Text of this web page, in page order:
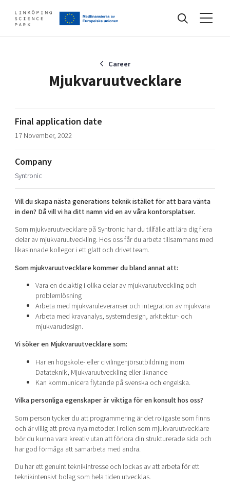
Artificial intelligence
Cybersecurity
Internet of Things
Global talent
Visual technologies
Shaping cities and regions
Bright East
East Sweden Tech Women
Reversed mentorship
Develop your company
Upgrade your skills & master new ones
Tech startups
Upscaling
Startup & industry collaboration
Offers to boost your business
Funding opportunities
About
Our story, mission & vision
Our community of companies
Projects
Publications
Project toolbox
Our clusters
Reach out to us
Locations
Today's lunch in Mjärdevi
Career
Mjukvaruutvecklare
Final application date
17 November, 2022
Company
Syntronic
Vill du skapa nästa generations teknik istället för att bara vänta
in den? Då vill vi ha ditt namn vid en av våra kontorsplatser.
Som mjukvaruutvecklare på Syntronic har du tillfälle att lära dig flera
delar av mjukvaruutveckling. Hos oss får du arbeta tillsammans med
likasinnade kollegor i ett glatt och drivet team.
Som mjukvaruutvecklare kommer du bland annat att:
Vara en delaktig i olika delar av mjukvaruutveckling och
problemlösning
Arbeta med mjukvaruleveranser och integration av mjukvara
Arbeta med kravanalys, systemdesign, arkitektur- och
mjukvarudesign.
Vi söker en Mjukvaruutvecklare som:
Har en högskole- eller civilingenjörsutbildning inom
Datateknik, Mjukvaruutveckling eller liknande
Kan kommunicera flytande på svenska och engelska.
Vilka personliga egenskaper är viktiga för en konsult hos oss?
Som person tycker du att programmering är det roligaste som finns
och är villig att prova nya metoder. I rollen som mjukvaruutvecklare
bör du kunna vara kreativ utan att förlora din strukturerade sida och
har god förmåga att samarbeta med andra.
Du har ett genuint teknikintresse och lockas av att arbeta för ett
teknikintensivt bolag som hela tiden utvecklas.